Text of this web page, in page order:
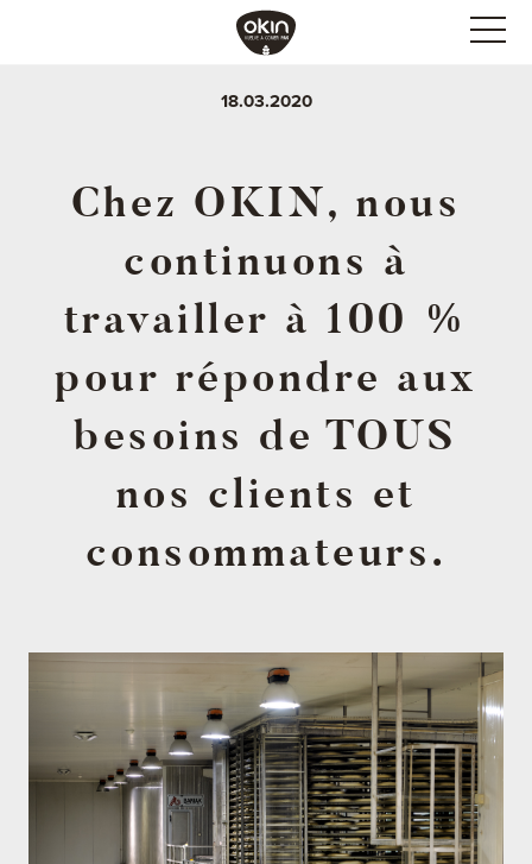
18.03.2020
Chez OKIN, nous
continuons à
travailler à 100 %
pour répondre aux
besoins de TOUS
nos clients et
consommateurs.